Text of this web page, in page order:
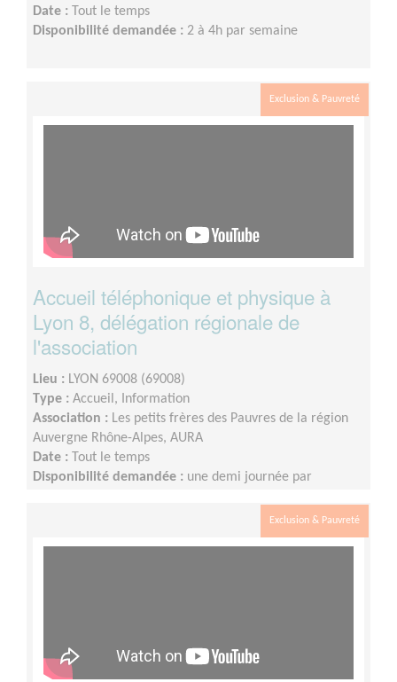
Date : Tout le temps
Disponibilité demandée : 2 à 4h par semaine
Exclusion & Pauvreté
Accueil téléphonique et physique à
Lyon 8, délégation régionale de
l'association
Lieu : LYON 69008 (69008)
Type : Accueil, Information
Association : Les petits frères des Pauvres de la région
Auvergne Rhône-Alpes, AURA
Date : Tout le temps
Disponibilité demandée : une demi journée par
Exclusion & Pauvreté